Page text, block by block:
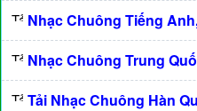
Nhạc Chuông Tiếng
Nhạc Chuông Trung
Tải Nhạc Chuông Hàn